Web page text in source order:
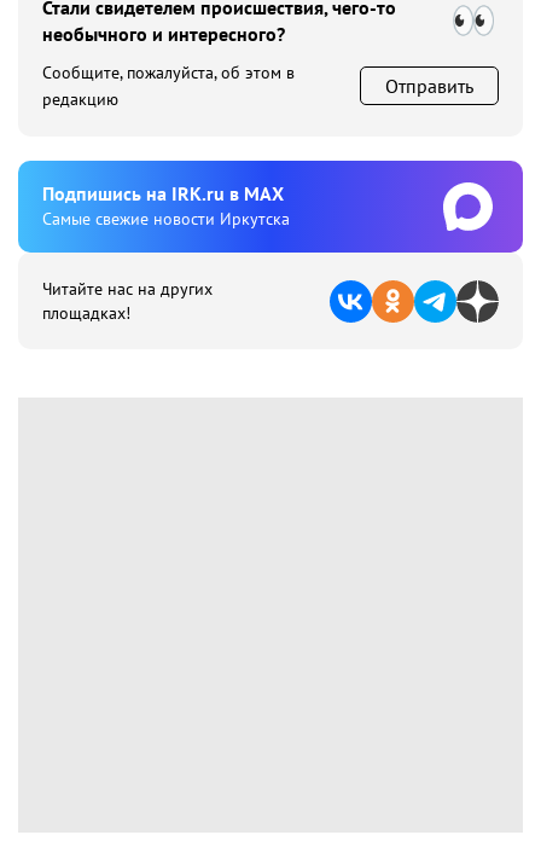
Стали свидетелем происшествия, чего-то
необычного и интересного?
Сообщите, пожалуйста, об этом в
редакцию
Отправить
Подпишиcь на IRK.ru в MAX
Cамые свежие новости Иркутска
Читайте нас на других
площадках!